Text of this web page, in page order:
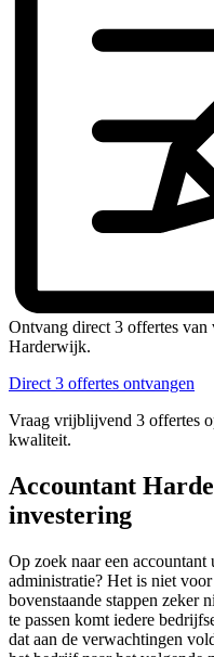
Ontvang direct 3 offertes van
Harderwijk.
Direct 3 offertes ontvangen
Vraag vrijblijvend 3 offertes
kwaliteit.
Accountant
investering
Op zoek naar een
administratie? Het is niet
bovenstaande stappen zeker
te passen komt iedere
dat aan de verwachtingen